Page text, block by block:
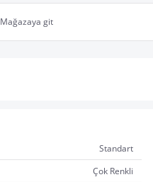
Mağazaya git
Standart
Çok Renkli